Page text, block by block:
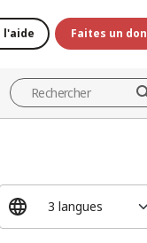
l'aide Faites un don